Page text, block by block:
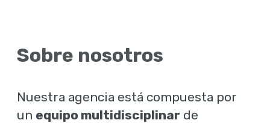
Sobre nosotros
Nuestra agencia está compuesta por
un equipo multidisciplinar de